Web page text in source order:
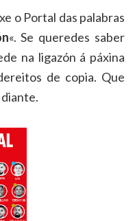
o Portal das palabras
«. Se queredes saber
na ligazón á páxina
de copia. Que